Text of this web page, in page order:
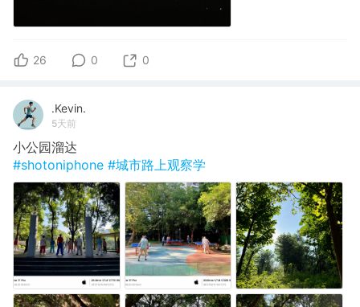
26 0 0
.Kevin.
5天前
小公园溜达
#shotoniphone #城市路上观察学